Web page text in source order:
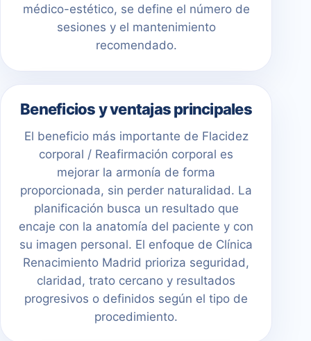
médico-estético, se define el número de
sesiones y el mantenimiento
recomendado.
Beneficios y ventajas principales
El beneficio más importante de Flacidez
corporal / Reafirmación corporal es
mejorar la armonía de forma
proporcionada, sin perder naturalidad. La
planificación busca un resultado que
encaje con la anatomía del paciente y con
su imagen personal. El enfoque de Clínica
Renacimiento Madrid prioriza seguridad,
claridad, trato cercano y resultados
progresivos o definidos según el tipo de
procedimiento.